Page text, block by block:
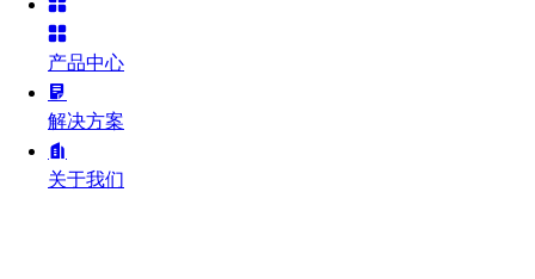
产品中心
解决方案
关于我们